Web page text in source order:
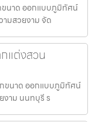
นาด ออกแบบภูมิทัศน์
ามสวยงาม จัด
แต่งสวน
ขนาด ออกแบบภูมิทัศน์
งาม นนทบุรี ร